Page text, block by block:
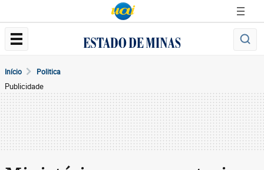
Início Politica
Publicidade